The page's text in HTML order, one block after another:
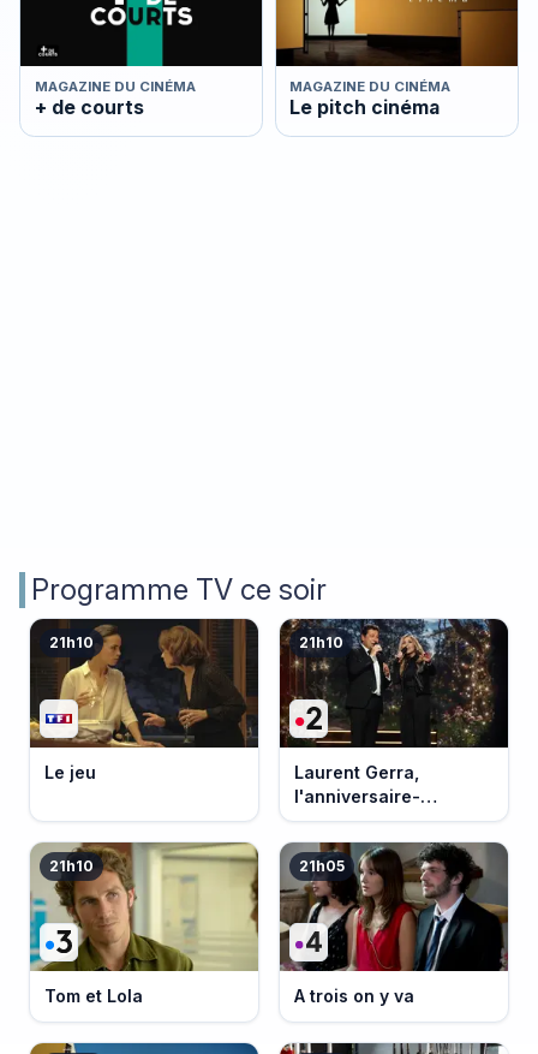
MAGAZINE DU CINÉMA
+ de courts
MAGAZINE DU CINÉMA
Le pitch cinéma
Programme TV ce soir
21h10
Le jeu
21h10
Laurent Gerra,
l'anniversaire-
événement
21h10
Tom et Lola
21h05
A trois on y va